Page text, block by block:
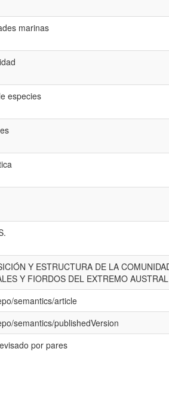
marinas
especies
Y ESTRUCTURA DE LA
Y FIORDOS DEL EXTREMO
semantics/article
semantics/publishedVersion
por pares